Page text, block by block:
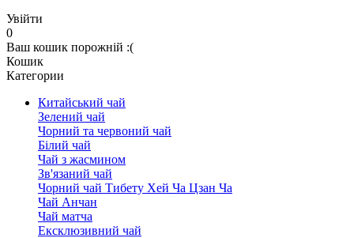
Увійти
0
Ваш кошик порожній :(
Кошик
Категории
Китайський чай
Зелений чай
Чорний та червоний чай
Білий чай
Чай з жасмином
Зв'язаний чай
Чорний чай Тибету Хей Ча Цзан Ча
Чай Анчан
Чай матча
Ексклюзивний чай